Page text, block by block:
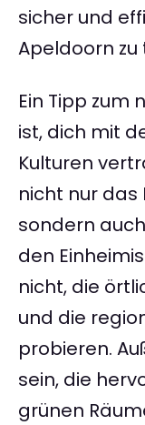
sicher und
Apeldoorn
Ein Tipp zum
ist, dich mit
Kulturen
nicht nur das
sondern
den
nicht, die
und die
probieren.
sein, die
grünen